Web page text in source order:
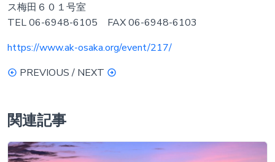
ス梅田６０１号室
TEL 06-6948-6105 FAX 06-6948-6103
https://www.ak-osaka.org/event/217/
PREVIOUS / NEXT
関連記事